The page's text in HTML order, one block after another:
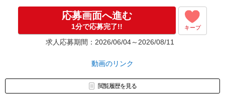
応募画面へ進む
1分で応募完了!! キープ
求人応募期間：2026/06/04～2026/08/11
動画のリンク
閲覧履歴を見る